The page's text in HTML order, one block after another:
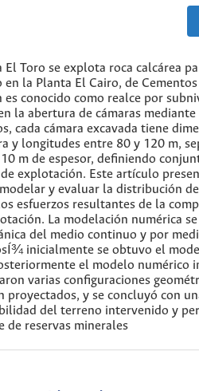
El Toro se explota roca calcárea
la Planta El Cairo, de Cementos
conocido como realce por
la abertura de cámaras
cada cámara excavada tiene
y longitudes entre 80 y 120 m,
m de espesor, definiendo
explotación. Este artículo
y evaluar la distribución
esfuerzos resultantes de la
La modelación numérica
del medio continuo y por
inicialmente se obtuvo el
el modelo numérico
varias configuraciones
proyectados, y se concluyó con
del terreno intervenido y
de reservas minerales